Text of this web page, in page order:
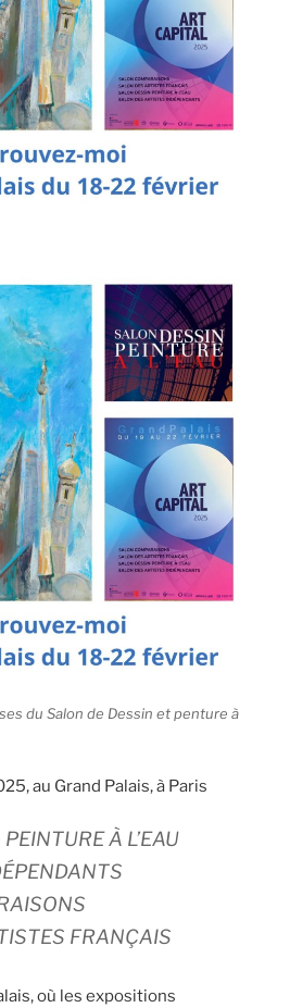
du Salon de Dessin et penture à
au Grand Palais, à Paris
À L’EAU
FRANÇAIS
où les expositions